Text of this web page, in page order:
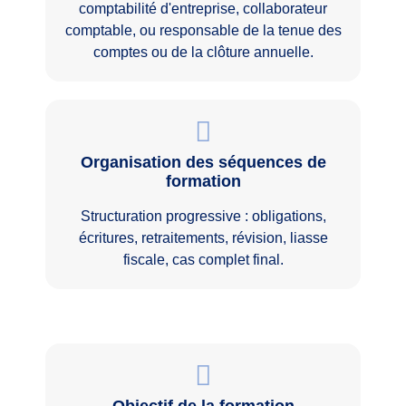
comptabilité d'entreprise, collaborateur
comptable, ou responsable de la tenue des
comptes ou de la clôture annuelle.
Organisation des séquences de
formation
Structuration progressive : obligations,
écritures, retraitements, révision, liasse
fiscale, cas complet final.